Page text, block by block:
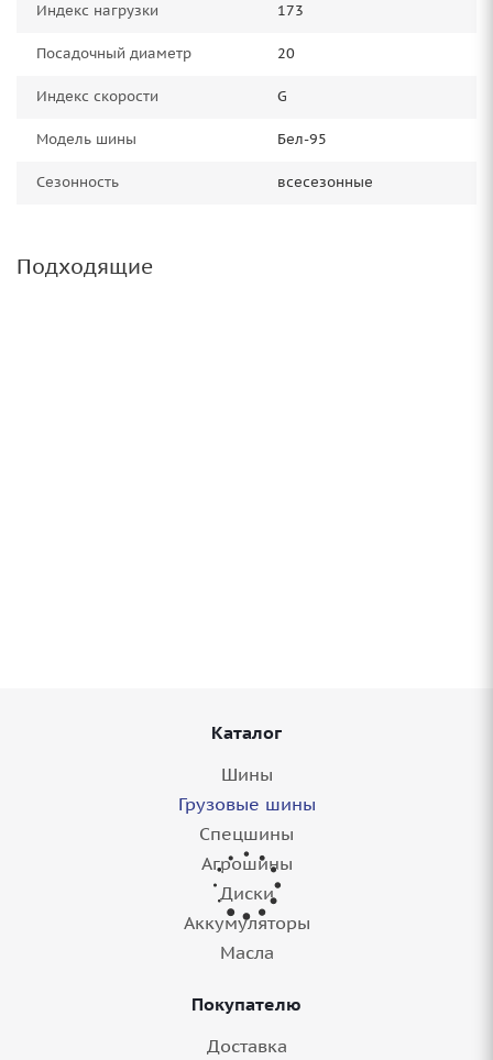
Индекс нагрузки 173
Посадочный диаметр 20
Индекс скорости G
Модель шины Бел-95
Сезонность всесезонные
Подходящие
Грузовые шины 16/0-20 LingLong D990 175B
Каталог
Шины
Грузовые шины
Спецшины
Агрошины
Диски
Аккумуляторы
Масла
Покупателю
Доставка